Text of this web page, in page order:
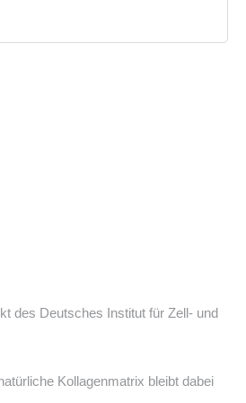
des Deutsches Institut für Zell- und
Kollagenmatrix bleibt dabei